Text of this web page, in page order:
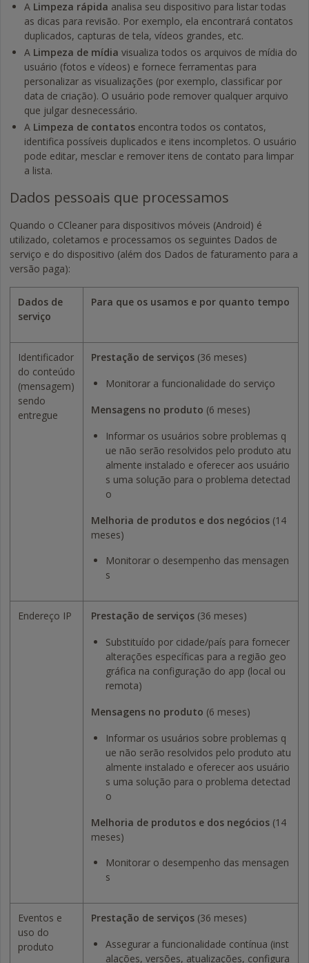
A Limpeza rápida analisa seu dispositivo para listar todas
as dicas para revisão. Por exemplo, ela encontrará contatos
duplicados, capturas de tela, vídeos grandes, etc.
A Limpeza de mídia visualiza todos os arquivos de mídia do
usuário (fotos e vídeos) e fornece ferramentas para
personalizar as visualizações (por exemplo, classificar por
data de criação). O usuário pode remover qualquer arquivo
que julgar desnecessário.
A Limpeza de contatos encontra todos os contatos,
identifica possíveis duplicados e itens incompletos. O usuário
pode editar, mesclar e remover itens de contato para limpar
a lista.
Dados pessoais que processamos
Quando o CCleaner para dispositivos móveis (Android) é
utilizado, coletamos e processamos os seguintes Dados de
serviço e do dispositivo (além dos Dados de faturamento para a
versão paga):
Dados de
serviço
Para que os usamos e por quanto tempo
Identificador
do conteúdo
(mensagem)
sendo
entregue
Prestação de serviços (36 meses)
Monitorar a funcionalidade do serviço
Mensagens no produto (6 meses)
Informar os usuários sobre problemas q
ue não serão resolvidos pelo produto atu
almente instalado e oferecer aos usuário
s uma solução para o problema detectad
o
Melhoria de produtos e dos negócios(14
meses)
Monitorar o desempenho das mensagen
s
Endereço IP Prestação de serviços (36 meses)
Substituído por cidade/país para fornecer
alterações específicas para a região geo
gráfica na configuração do app (local ou
remota)
Mensagens no produto (6 meses)
Informar os usuários sobre problemas q
ue não serão resolvidos pelo produto atu
almente instalado e oferecer aos usuário
s uma solução para o problema detectad
o
Melhoria de produtos e dos negócios(14
meses)
Monitorar o desempenho das mensagen
s
Eventos e
uso do
produto
Prestação de serviços (36 meses)
Assegurar a funcionalidade contínua (inst
alações, versões, atualizações, configura